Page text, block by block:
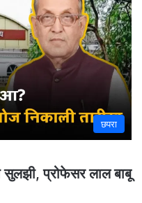
छपरा
सुलझी, प्रोफेसर लाल बाबू